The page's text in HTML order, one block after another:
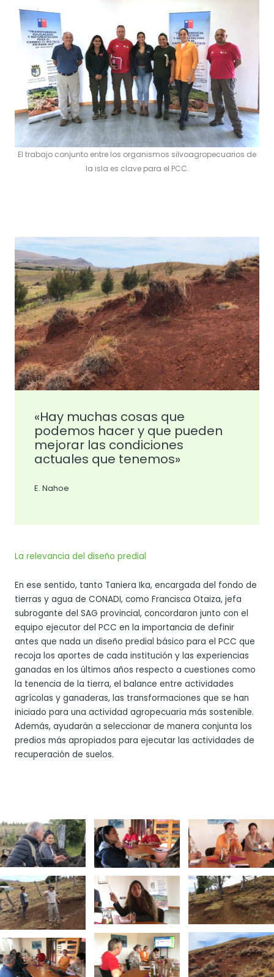
El trabajo conjunto entre los organismos silvoagropecuarios de
la isla es clave para el PCC.
«Hay muchas cosas que
podemos hacer y que pueden
mejorar las condiciones
actuales que tenemos»
E. Nahoe
La relevancia del diseño predial
En ese sentido, tanto Taniera Ika, encargada del fondo de
tierras y agua de CONADI, como Francisca Otaiza, jefa
subrogante del SAG provincial, concordaron junto con el
equipo ejecutor del PCC en la importancia de definir
antes que nada un diseño predial básico para el PCC que
recoja los aportes de cada institución y las experiencias
ganadas en los últimos años respecto a cuestiones como
la tenencia de la tierra, el balance entre actividades
agrícolas y ganaderas, las transformaciones que se han
iniciado para una actividad agropecuaria más sostenible.
Además, ayudarán a seleccionar de manera conjunta los
predios más apropiados para ejecutar las actividades de
recuperación de suelos.